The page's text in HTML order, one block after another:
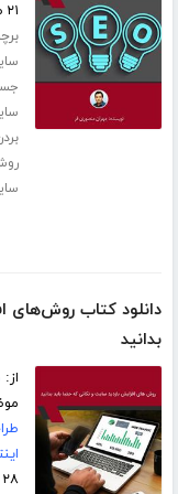
۲۱ صفحه
دانلود کتاب روش‌های
بدانید
از:
۲۸ صفحه